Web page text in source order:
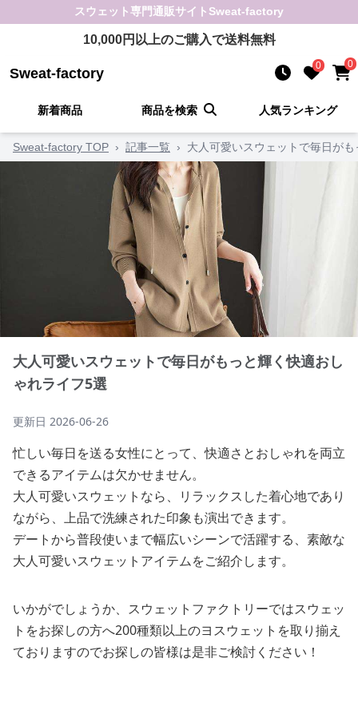
スウェット専門通販サイト Sweat-factory
10,000円以上のご購入で送料無料
Sweat-factory 0 0
新着商品 商品を検索 人気ランキング
Sweat-factory TOP › 記事一覧 › 大人可愛いスウェットで毎日が
大人可愛いスウェットで毎日がもっと輝く快適おし
ゃれライフ5選
更新日 2026-06-26
忙しい毎日を送る女性にとって、快適さとおしゃれを両立
できるアイテムは欠かせません。
大人可愛いスウェットなら、リラックスした着心地であり
ながら、上品で洗練された印象も演出できます。
デートから普段使いまで幅広いシーンで活躍する、素敵な
大人可愛いスウェットアイテムをご紹介します。
いかがでしょうか、スウェットファクトリーではスウェッ
トをお探しの方へ200種類以上のヨスウェットを取り揃え
ておりますのでお探しの皆様は是非ご検討ください！